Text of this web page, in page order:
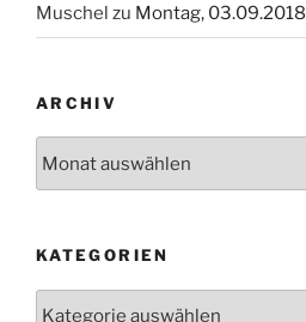
Muschel zu Montag, 03.09.2018
ARCHIV
KATEGORIEN